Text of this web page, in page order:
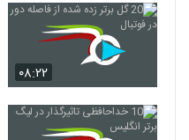
۰۸:۲۲